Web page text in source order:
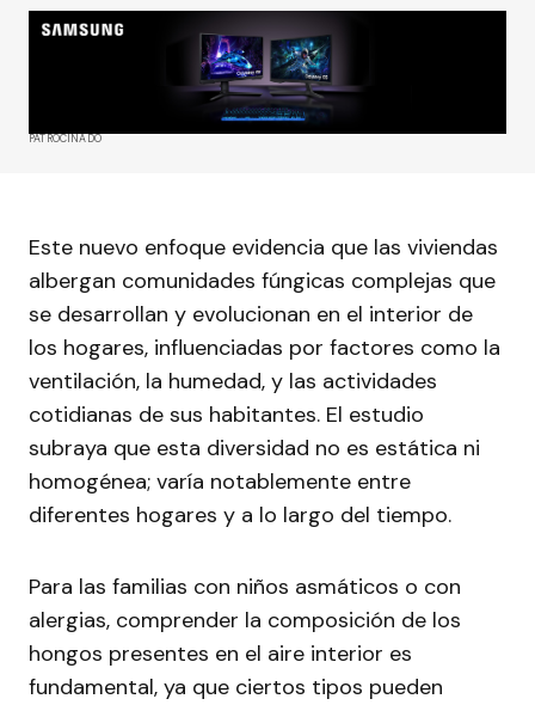
PATROCINADO
Este nuevo enfoque evidencia que las viviendas
albergan comunidades fúngicas complejas que
se desarrollan y evolucionan en el interior de
los hogares, influenciadas por factores como la
ventilación, la humedad, y las actividades
cotidianas de sus habitantes. El estudio
subraya que esta diversidad no es estática ni
homogénea; varía notablemente entre
diferentes hogares y a lo largo del tiempo.
Para las familias con niños asmáticos o con
alergias, comprender la composición de los
hongos presentes en el aire interior es
fundamental, ya que ciertos tipos pueden